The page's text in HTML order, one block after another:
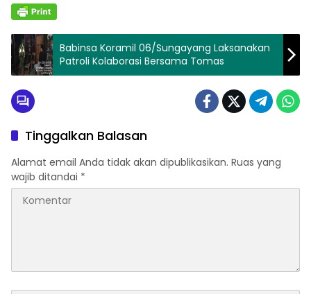
Babinsa Koramil 06/Sungayang Laksanakan
Patroli Kolaborasi Bersama Tomas
Tinggalkan Balasan
Alamat email Anda tidak akan dipublikasikan. Ruas yang
wajib ditandai *